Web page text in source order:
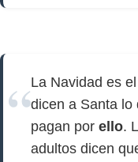
La Navidad es
dicen a Santa lo
pagan por ello.
adultos dicen